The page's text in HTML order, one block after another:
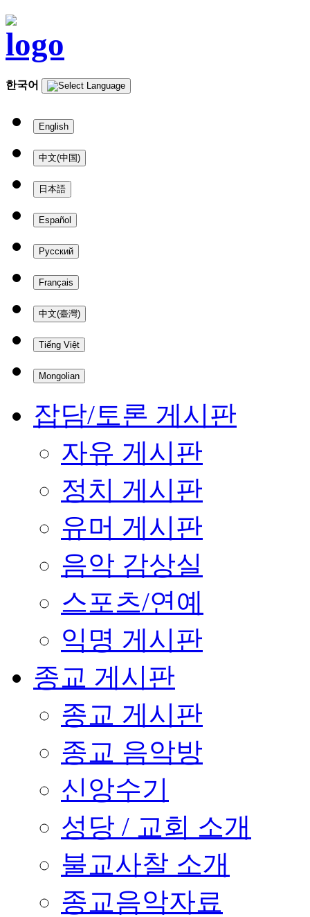
한국어
English
中文(中国)
日本語
Español
Русский
Français
中文(臺灣)
Tiếng Việt
Mongolian
잡담/토론 게시판
자유 게시판
정치 게시판
유머 게시판
음악 감상실
스포츠/연예
익명 게시판
종교 게시판
종교 게시판
종교 음악방
신앙수기
성당 / 교회 소개
불교사찰 소개
종교음악자료